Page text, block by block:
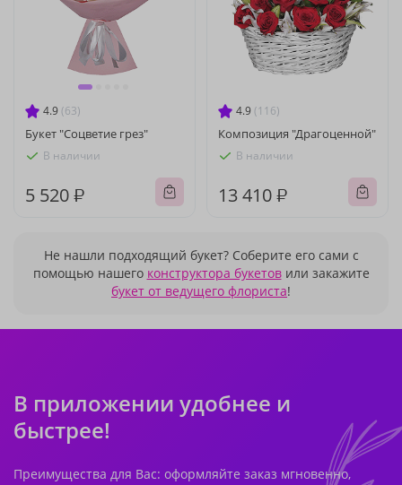
4.9 (63)
Букет "Соцветие грез"
В наличии
5 520 ₽
4.9 (116)
Композиция "Драгоценной"
В наличии
13 410 ₽
Не нашли подходящий букет? Соберите его сами с
помощью нашего конструктора букетовили закажите
букет от ведущего флориста!
В приложении удобнее и
быстрее!
Преимущества для Вас: оформляйте заказ мгновенно,